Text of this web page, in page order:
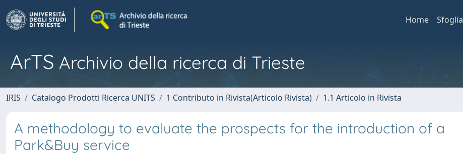
Home Sfoglia
ArTS Archivio della ricerca di Trieste
IRIS Catalogo Prodotti Ricerca UNITS 1 Contributo in Rivista(Articolo Rivista) 1.1 Articolo in Rivista
A methodology to evaluate the prospects for the introduction of a
Park&Buy service